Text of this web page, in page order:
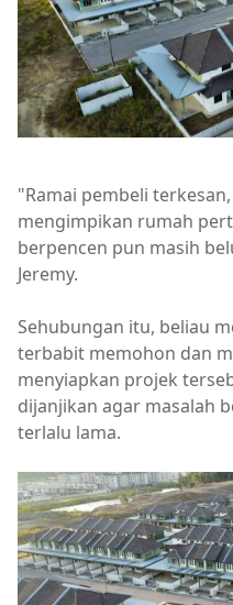
"Ramai pembeli
mengimpikan rumah
berpencen pun masih
Jeremy.
Sehubungan itu, beliau
terbabit memohon dan
menyiapkan projek
dijanjikan agar masalah
terlalu lama.